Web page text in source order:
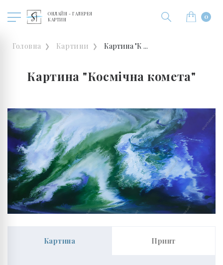
ОНЛАЙН - ГАЛЕРЕЯ
КАРТИН
0
Головна Картини Картина "К ...
Картина "Космічна комета"
Картина Принт